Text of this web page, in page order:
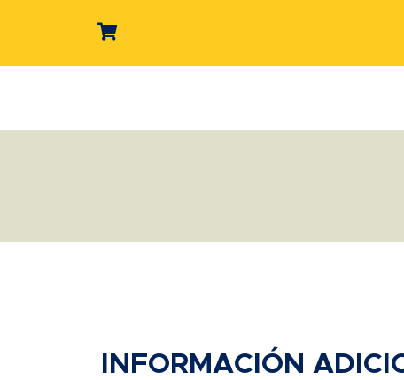
INFORMACIÓN